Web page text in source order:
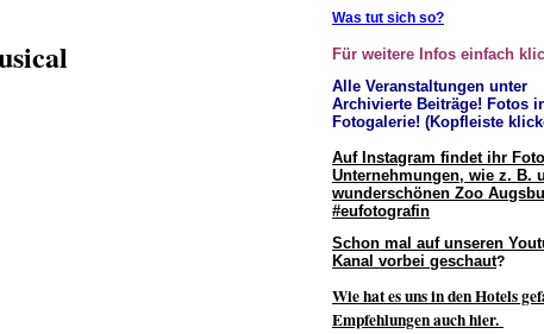
Was tut sich so?
Für weitere Infos einfach
Alle Veranstaltungen unter
Archivierte Beiträge! Fotos
Fotogalerie! (Kopfleiste
Auf Instagram findet ihr
Unternehmungen, wie z. B.
wunderschönen Zoo
#eufotografin
Schon mal auf unseren
Kanal vorbei geschaut?
Wie hat es uns in den Hotels
Empfehlungen auch hier.